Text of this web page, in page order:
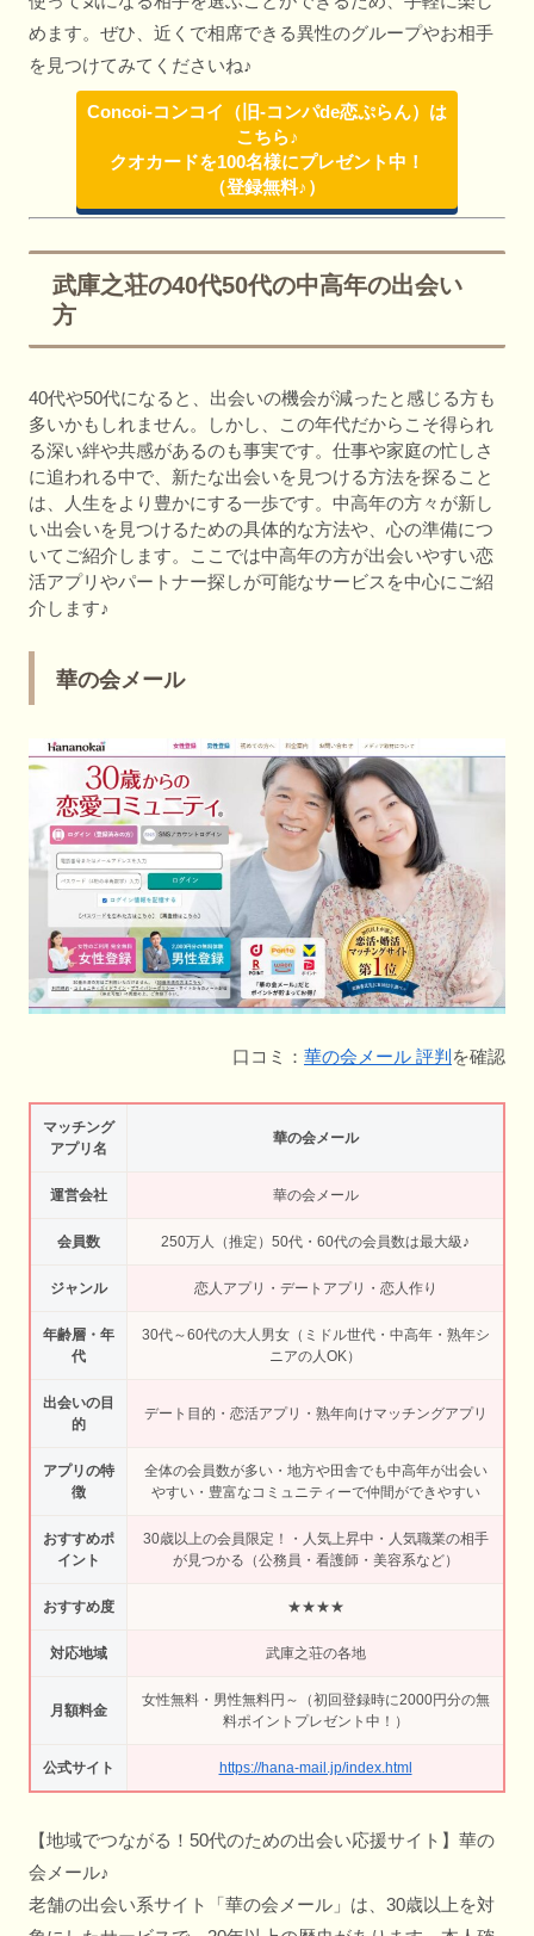
めます。ぜひ、近くで相席できる異性のグループやお相手
を見つけてみてくださいね♪
Concoi-コンコイ（旧-コンパde恋ぷらん）は
こちら♪
クオカードを100名様にプレゼント中！
（登録無料♪）
武庫之荘の40代50代の中高年の出会い
方
40代や50代になると、出会いの機会が減ったと感じる方も
多いかもしれません。しかし、この年代だからこそ得られ
る深い絆や共感があるのも事実です。仕事や家庭の忙しさ
に追われる中で、新たな出会いを見つける方法を探ること
は、人生をより豊かにする一歩です。中高年の方々が新し
い出会いを見つけるための具体的な方法や、心の準備につ
いてご紹介します。ここでは中高年の方が出会いやすい恋
活アプリやパートナー探しが可能なサービスを中心にご紹
介します♪
華の会メール
口コミ： 華の会メール 評判 を確認
マッチング
アプリ名
華の会メール
運営会社 華の会メール
会員数 250万人（推定）50代・60代の会員数は最大級♪
ジャンル 恋人アプリ・デートアプリ・恋人作り
年齢層・年
代
30代～60代の大人男女（ミドル世代・中高年・熟年シ
ニアの人OK）
出会いの目
的
デート目的・恋活アプリ・熟年向けマッチングアプリ
アプリの特
徴
全体の会員数が多い・地方や田舎でも中高年が出会い
やすい・豊富なコミュニティーで仲間ができやすい
おすすめポ
イント
30歳以上の会員限定！・人気上昇中・人気職業の相手
が見つかる（公務員・看護師・美容系など）
おすすめ度 ★★★★
対応地域 武庫之荘の各地
月額料金
女性無料・男性無料円～（初回登録時に2000円分の無
料ポイントプレゼント中！）
公式サイト https://hana-mail.jp/index.html
【地域でつながる！50代のための出会い応援サイト】華の
会メール♪
老舗の出会い系サイト「華の会メール」は、30歳以上を対